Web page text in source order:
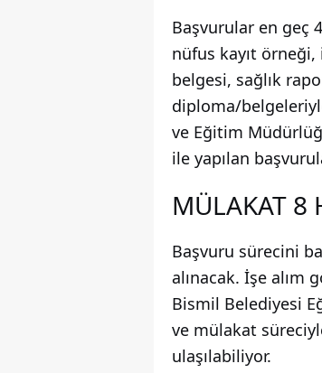
Başvurular en geç
nüfus kayıt
belgesi, sağlık
diploma/
ve Eğitim
ile yapılan
MÜLAKAT 8
Başvuru sürecini
alınacak. İşe alım
Bismil Belediyesi
ve mülakat
ulaşılabiliyor.